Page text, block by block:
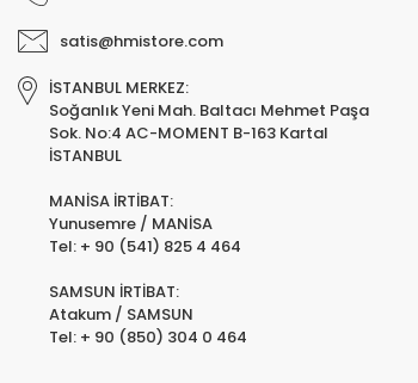
satis@hmistore.com
İSTANBUL MERKEZ:
Soğanlık Yeni Mah. Baltacı Mehmet Paşa
Sok. No:4 AC-MOMENT B-163 Kartal
İSTANBUL
MANİSA İRTİBAT:
Yunusemre / MANİSA
Tel: + 90 (541) 825 4 464
SAMSUN İRTİBAT:
Atakum / SAMSUN
Tel: + 90 (850) 304 0 464